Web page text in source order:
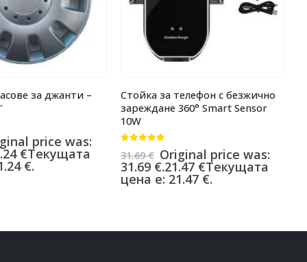
за джанти –
price was:
€Текущата
€.
Стойка за телефон с безжично
зареждане 360° Smart Sensor
10W
31.69€ Original price was:
31.69 €.21.47 €Текущата
цена е: 21.47 €.